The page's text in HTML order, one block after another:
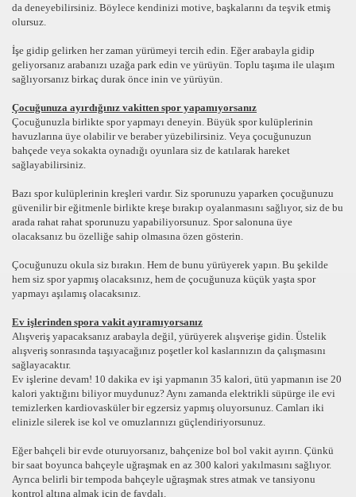
da deneyebilirsiniz. Böylece kendinizi motive, başkalarını da teşvik etmiş
olursuz.
İşe gidip gelirken her zaman yürümeyi tercih edin. Eğer arabayla gidip
geliyorsanız arabanızı uzağa park edin ve yürüyün. Toplu taşıma ile ulaşım
sağlıyorsanız birkaç durak önce inin ve yürüyün.
Çocuğunuza ayırdığınız vakitten spor yapamıyorsanız
Çocuğunuzla birlikte spor yapmayı deneyin. Büyük spor kulüplerinin
havuzlarına üye olabilir ve beraber yüzebilirsiniz. Veya çocuğunuzun
bahçede veya sokakta oynadığı oyunlara siz de katılarak hareket
sağlayabilirsiniz.
Bazı spor kulüplerinin kreşleri vardır. Siz sporunuzu yaparken çocuğunuzu
güvenilir bir eğitmenle birlikte kreşe bırakıp oyalanmasını sağlıyor, siz de bu
arada rahat rahat sporunuzu yapabiliyorsunuz. Spor salonuna üye
olacaksanız bu özelliğe sahip olmasına özen gösterin.
Çocuğunuzu okula siz bırakın. Hem de bunu yürüyerek yapın. Bu şekilde
hem siz spor yapmış olacaksınız, hem de çocuğunuza küçük yaşta spor
yapmayı aşılamış olacaksınız.
Ev işlerinden spora vakit ayıramıyorsanız
Alışveriş yapacaksanız arabayla değil, yürüyerek alışverişe gidin. Üstelik
alışveriş sonrasında taşıyacağınız poşetler kol kaslarınızın da çalışmasını
sağlayacaktır.
Ev işlerine devam! 10 dakika ev işi yapmanın 35 kalori, ütü yapmanın ise 20
kalori yaktığını biliyor muydunuz? Aynı zamanda elektrikli süpürge ile evi
temizlerken kardiovasküler bir egzersiz yapmış oluyorsunuz. Camları iki
elinizle silerek ise kol ve omuzlarınızı güçlendiriyorsunuz.
Eğer bahçeli bir evde oturuyorsanız, bahçenize bol bol vakit ayırın. Çünkü
bir saat boyunca bahçeyle uğraşmak en az 300 kalori yakılmasını sağlıyor.
Ayrıca belirli bir tempoda bahçeyle uğraşmak stres atmak ve tansiyonu
kontrol altına almak için de faydalı.